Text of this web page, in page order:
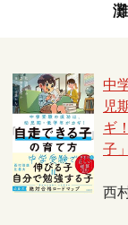
中
児
ギ
子
西